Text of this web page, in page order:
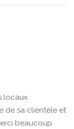
locaux.
de sa clientèle et
beaucoup